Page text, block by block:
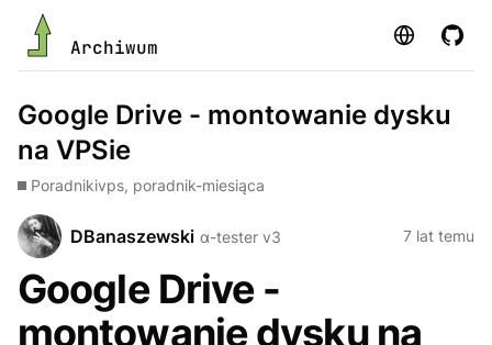
Archiwum Strona
Google Drive - montowanie dysku
na VPSie
Poradnikivps, poradnik-miesiąca
DBanaszewski α-tester v3 7 lat temu
Google Drive -
montowanie dysku na